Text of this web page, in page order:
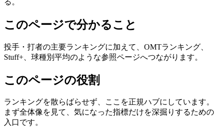
このページで分かること
投手・打者の主要ランキングに加えて、OMTランキング、
Stuff+、球種別平均のような参照ページへつながります。
このページの役割
ランキングを散らばらせず、ここを正規ハブにしています。
まず全体像を見て、気になった指標だけを深掘りするための
入口です。